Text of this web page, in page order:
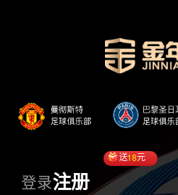
登录注册
送18元